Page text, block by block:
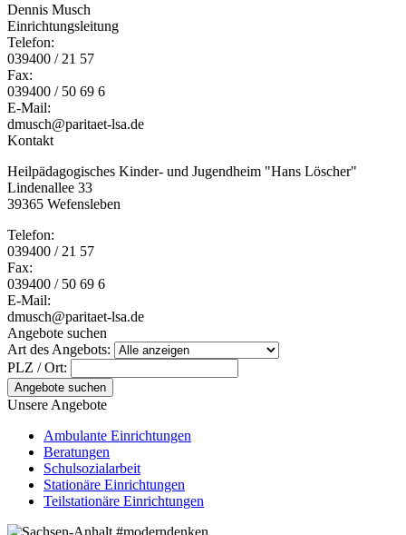
Dennis Musch
Einrichtungsleitung
Telefon:
039400 / 21 57
Fax:
039400 / 50 69 6
E-Mail:
dmusch@paritaet-lsa.de
Kontakt
Heilpädagogisches Kinder- und Jugendheim "Hans Löscher"
Lindenallee 33
39365 Wefensleben
Telefon:
039400 / 21 57
Fax:
039400 / 50 69 6
E-Mail:
dmusch@paritaet-lsa.de
Angebote suchen
Art des Angebots:
PLZ / Ort:
Angebote suchen
Unsere Angebote
Ambulante Einrichtungen
Beratungen
Schulsozialarbeit
Stationäre Einrichtungen
Teilstationäre Einrichtungen